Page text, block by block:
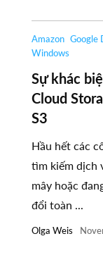
Amazon Google
Windows
Sự khác
Cloud
S3
Hầu hết các
tìm kiếm dịch
mây hoặc
đổi toàn ...
Olga Weis